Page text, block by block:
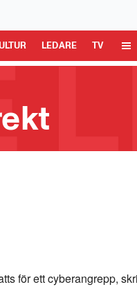
LEDARE TV
News Media AB är ansvarig för
för ett cyberangrepp,